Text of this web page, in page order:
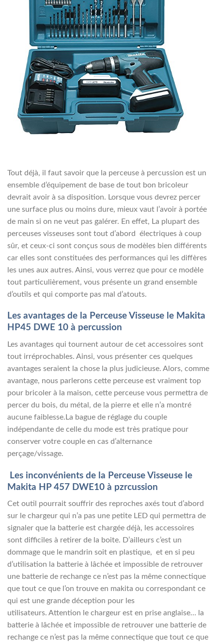
Tout déjà, il faut savoir que la perceuse à percussion est un
ensemble d’équipement de base de tout bon bricoleur
devrait avoir à sa disposition. Lorsque vous devrez percer
une surface plus ou moins dure, mieux vaut l’avoir à portée
de main si on ne veut pas galérer. En effet, La plupart des
perceuses visseuses sont tout d’abord électriques à coup
sûr, et ceux-ci sont conçus sous de modèles bien différents
car elles sont constituées des performances qui les diffères
les unes aux autres. Ainsi, vous verrez que pour ce modèle
tout particulièrement, vous présente un grand ensemble
d’outils et qui comporte pas mal d’atouts.
Les avantages de la Perceuse Visseuse le Makita
HP45 DWE 10 à percussion
Les avantages qui tournent autour de cet accessoires sont
tout irréprochables. Ainsi, vous présenter ces quelques
avantages seraient la chose la plus judicieuse. Alors, comme
avantage, nous parlerons cette perceuse est vraiment top
pour bricoler à la maison, cette perceuse vous permettra de
percer du bois, du métal, de la pierre et elle n’a montré
aucune faiblesse.La bague de réglage du couple
indépendante de celle du mode est très pratique pour
conserver votre couple en cas d’alternance
perçage/vissage.
Les inconvénients de la Perceuse Visseuse le
Makita HP 457 DWE10 à pzrcussion
Cet outil pourrait souffrir des reproches axés tout d’abord
sur le chargeur qui n’a pas une petite LED qui permettra de
signaler que la batterie est chargée déjà, les accessoires
sont difficiles à retirer de la boite. D’ailleurs c’est un
dommage que le mandrin soit en plastique, et en si peu
d’utilisation la batterie à lâchée et impossible de retrouver
une batterie de rechange ce n’est pas la même connectique
que tout ce que l’on trouve en makita ou correspondant ce
qui est une grande déception pour les
utilisateurs. Attention le chargeur est en prise anglaise… la
batterie à lâchée et impossible de retrouver une batterie de
rechange ce n’est pas la même connectique que tout ce que